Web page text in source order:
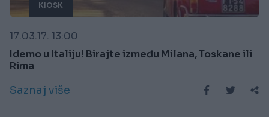
KIOSK
17.03.17. 13:00
Idemo u Italiju! Birajte između Milana, Toskane ili
Rima
Saznaj više